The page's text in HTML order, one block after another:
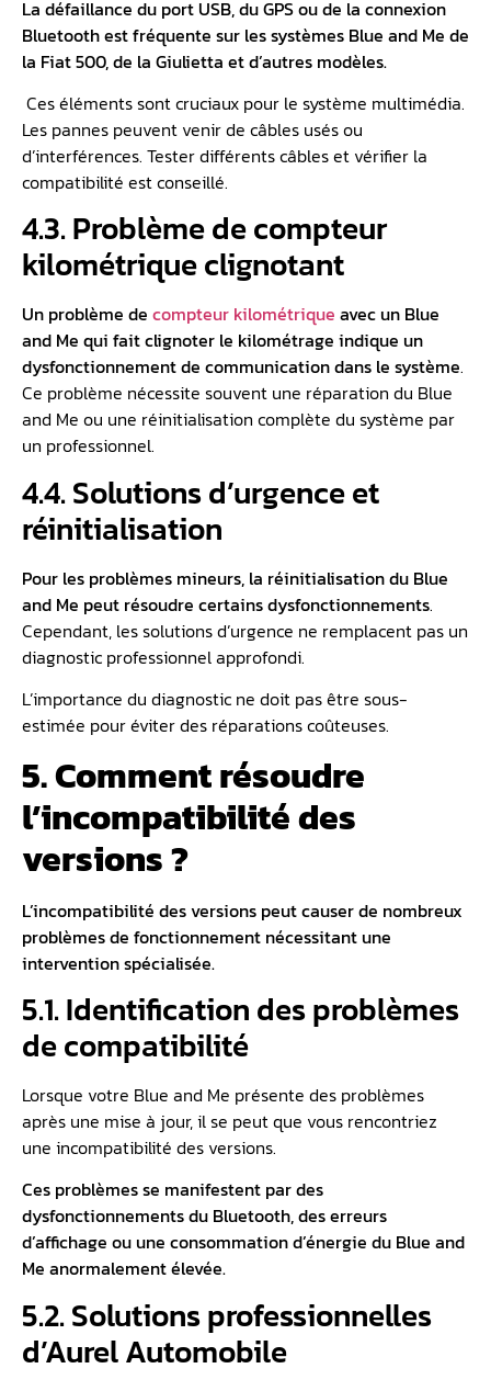
La défaillance du port USB, du GPS ou de la connexion
Bluetooth est fréquente sur les systèmes Blue and Me de
la Fiat 500, de la Giulietta et d’autres modèles.
Ces éléments sont cruciaux pour le système multimédia.
Les pannes peuvent venir de câbles usés ou
d’interférences. Tester différents câbles et vérifier la
compatibilité est conseillé.
4.3. Problème de compteur
kilométrique clignotant
Un problème de compteur kilométrique avec un Blue
and Me qui fait clignoter le kilométrage indique un
dysfonctionnement de communication dans le système.
Ce problème nécessite souvent une réparation du Blue
and Me ou une réinitialisation complète du système par
un professionnel.
4.4. Solutions d’urgence et
réinitialisation
Pour les problèmes mineurs, la réinitialisation du Blue
and Me peut résoudre certains dysfonctionnements.
Cependant, les solutions d’urgence ne remplacent pas un
diagnostic professionnel approfondi.
L’importance du diagnostic ne doit pas être sous-
estimée pour éviter des réparations coûteuses.
5. Comment résoudre
l’incompatibilité des
versions ?
L’incompatibilité des versions peut causer de nombreux
problèmes de fonctionnement nécessitant une
intervention spécialisée.
5.1. Identification des problèmes
de compatibilité
Lorsque votre Blue and Me présente des problèmes
après une mise à jour, il se peut que vous rencontriez
une incompatibilité des versions.
Ces problèmes se manifestent par des
dysfonctionnements du Bluetooth, des erreurs
d’affichage ou une consommation d’énergie du Blue and
Me anormalement élevée.
5.2. Solutions professionnelles
d’Aurel Automobile